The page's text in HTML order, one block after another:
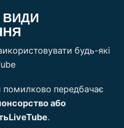
ВИДИ
будь-які
помилково передбачає
або
.